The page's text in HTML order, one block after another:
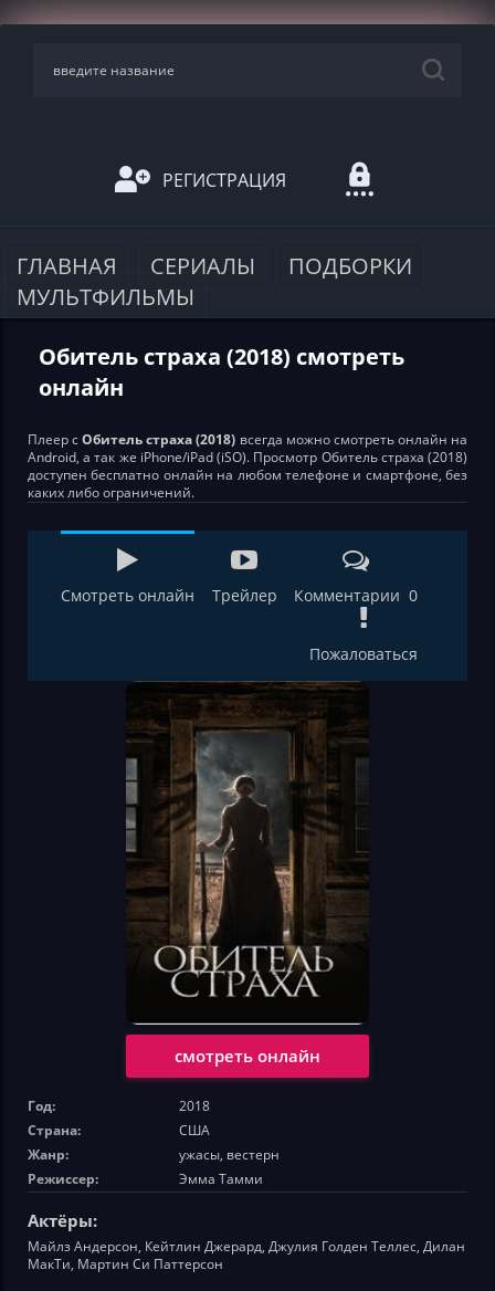
РЕГИСТРАЦИЯ
ГЛАВНАЯ СЕРИАЛЫ
ПОДБОРКИ
МУЛЬТФИЛЬМЫ
Обитель страха (2018) смотреть
онлайн
Плеер сОбитель страха (2018) всегда можно смотреть онлайн на
Android, а так же iPhone/iPad (iSO). Просмотр Обитель страха (2018)
доступен бесплатно онлайн на любом телефоне и смартфоне, без
каких либо ограничений.
Смотреть онлайн Трейлер Комментарии 0
Пожаловаться
смотреть онлайн
Год:
2018
Страна:
США
Жанр:
ужасы, вестерн
Режиссер:
Эмма Тамми
Актёры:
Майлз Андерсон, Кейтлин Джерард, Джулия Голден Теллес, Дилан
МакТи, Мартин Си Паттерсон